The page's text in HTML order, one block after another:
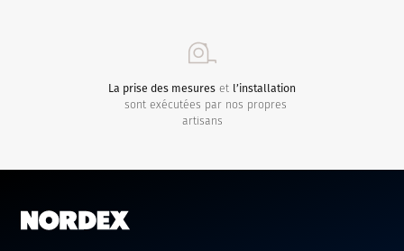
La prise des mesures et l’installation
sont exécutées par nos propres
artisans